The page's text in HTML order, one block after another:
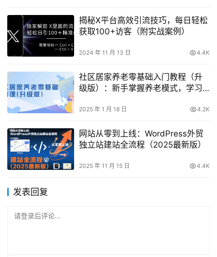
揭秘X平台高效引流技巧，每日轻松
获取100+访客（附实战案例）
2024 年 11 月 13 日 4.4K
社区居家养老零基础入门教程（升
级版）：新手掌握养老模式，学习
2025 年 1 月 18 日 4.2K
网站从零到上线：WordPress外贸
独立站建站全流程（2025最新版）
2025 年 11 月 15 日 4.4K
发表回复
请登录后评论...